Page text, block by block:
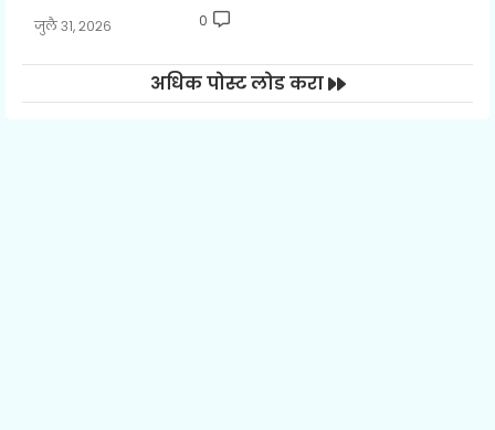
जुलै ३१, २०२६ 0
अधिक पोस्ट लोड करा